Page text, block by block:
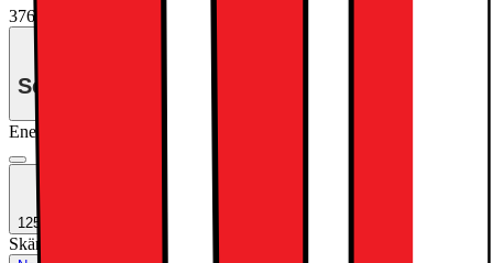
37695.-
Se månadspris vid delbetalning.
Energiklass
1250:- EXTRA INBYTESRABATT
Skärmteknik Standard glass